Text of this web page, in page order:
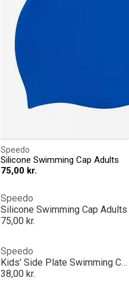
Speedo
Silicone Swimming Cap Adults
75,00 kr.
Speedo
Silicone Swimming Cap Adults
75,00 kr.
Speedo
Kids' Side Plate Swimming Cap
38,00 kr.